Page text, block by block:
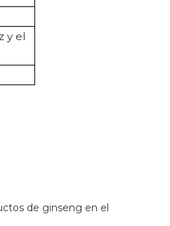
y el
de ginseng en el